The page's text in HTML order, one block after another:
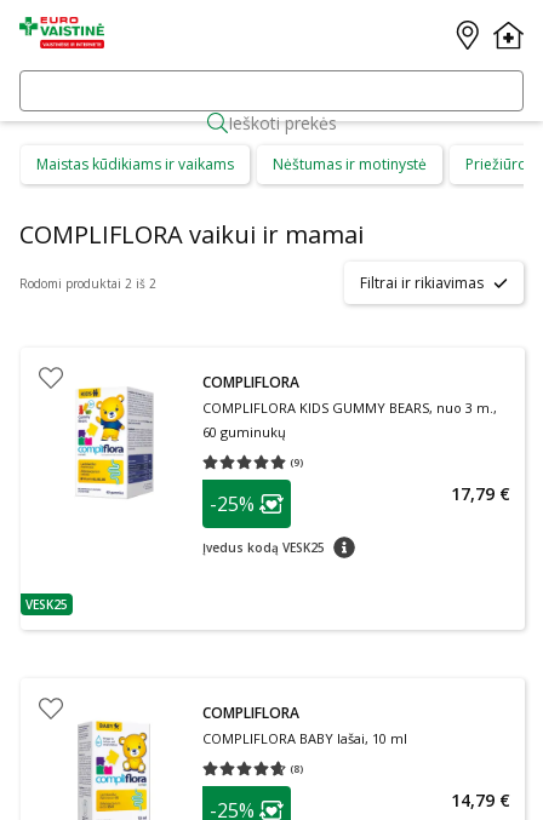
Ieškoti prekės
Maistas kūdikiams ir vaikams Nėštumas ir motinystė Priežiūros
COMPLIFLORA vaikui ir mamai
Rodomi produktai 2 iš 2 Filtrai ir rikiavimas
patarimas
VESK25
COMPLIFLORA
COMPLIFLORA KIDS GUMMY BEARS, nuo 3 m.,
60 guminukų
(9)
Vidutinis įvertinimas 5.00
patarimas
Lojalumo klubo narių nuolaida
-25%
Įvedus kodą VESK25 patarimas
17,79 €
COMPLIFLORA
COMPLIFLORA BABY lašai, 10 ml
(8)
Vidutinis įvertinimas 4.63
patarimas
-25% 14,79 €